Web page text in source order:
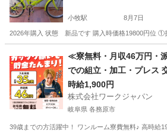
小牧駅 8月7日
2026年購入 状態 新品です 購入時価格19800円位 ①
小牧駅 折りたたみ自転車
≪寮無料・月収46万円・
での組立・加工・プレス
時給1,900円
株式会社ワークジャパン
岐阜県 各務原市
39歳までの方活躍中！ ワンルーム寮費無料♪ 高時給